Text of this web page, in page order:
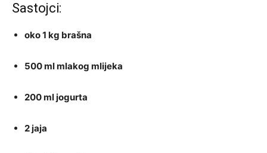
Sastojci:
oko 1 kg brašna
500 ml mlakog mlijeka
200 ml jogurta
2 jaja